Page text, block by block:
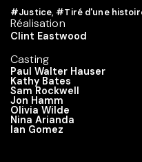
#Justice, #Tiré d'une
Réalisation
Clint Eastwood
Casting
Paul Walter Hauser
Kathy Bates
Sam Rockwell
Jon Hamm
Olivia Wilde
Nina Arianda
Ian Gomez